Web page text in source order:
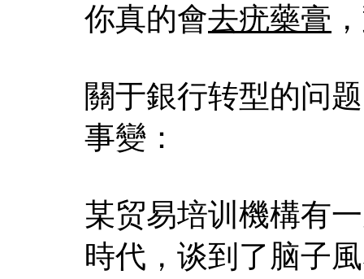
你真的會去疣藥膏
關于銀行转型的问
事變：
某贸易培训機構有
時代，谈到了脑子